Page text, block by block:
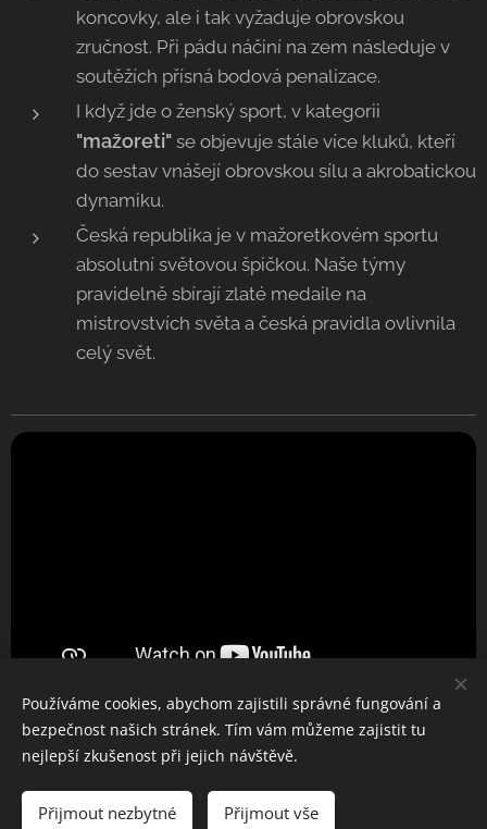
koncovky, ale i tak vyžaduje obrovskou
zručnost. Při pádu náčiní na zem následuje v
soutěžích přísná bodová penalizace.
I když jde o ženský sport, v kategorii
"mažoreti" se objevuje stále více kluků, kteří
do sestav vnášejí obrovskou sílu a akrobatickou
dynamiku.
Česká republika je v mažoretkovém sportu
absolutní světovou špičkou. Naše týmy
pravidelně sbírají zlaté medaile na
mistrovstvích světa a česká pravidla ovlivnila
celý svět.
Vytvořeno službou Webnode
Používáme cookies, abychom zajistili správné fungování a
bezpečnost našich stránek. Tím vám můžeme zajistit tu
nejlepší zkušenost při jejich návštěvě.
Přijmout nezbytné Přijmout vše